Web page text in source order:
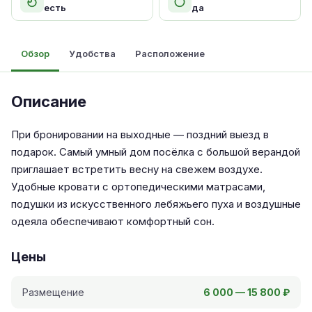
есть да
Обзор Удобства Расположение
Описание
При бронировании на выходные — поздний выезд в
подарок. Самый умный дом посёлка с большой верандой
приглашает встретить весну на свежем воздухе.
Удобные кровати с ортопедическими матрасами,
подушки из искусственного лебяжьего пуха и воздушные
одеяла обеспечивают комфортный сон.
Цены
Размещение 6 000 — 15 800 ₽